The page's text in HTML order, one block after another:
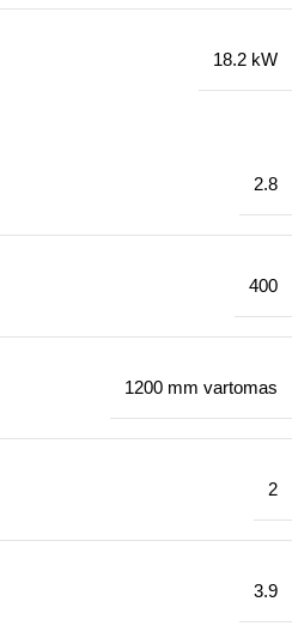
18.2 kW
2.8
400
1200 mm vartomas
2
3.9